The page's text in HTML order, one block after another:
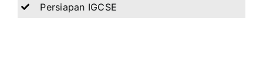
Persiapan IGCSE